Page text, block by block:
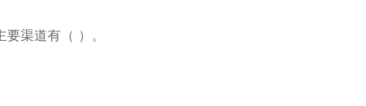
渠道有（ ）。